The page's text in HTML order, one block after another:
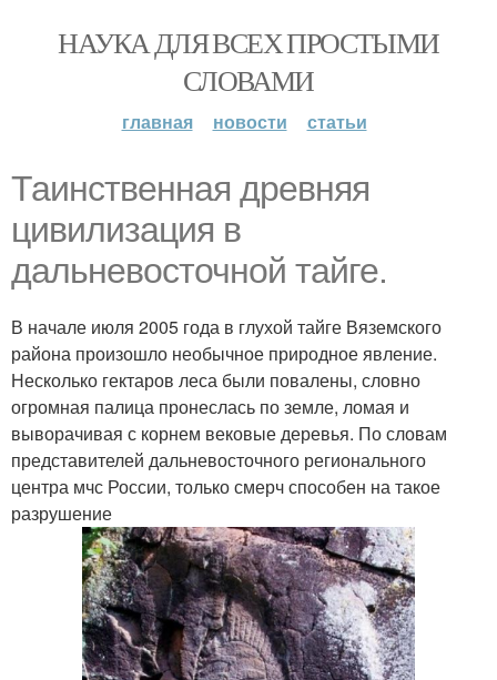
НАУКА ДЛЯ ВСЕХ ПРОСТЫМИ
СЛОВАМИ
главная новости статьи
Таинственная древняя
цивилизация в
дальневосточной тайге.
В начале июля 2005 года в глухой тайге Вяземского
района произошло необычное природное явление.
Несколько гектаров леса были повалены, словно
огромная палица пронеслась по земле, ломая и
выворачивая с корнем вековые деревья. По словам
представителей дальневосточного регионального
центра мчс России, только смерч способен на такое
разрушение